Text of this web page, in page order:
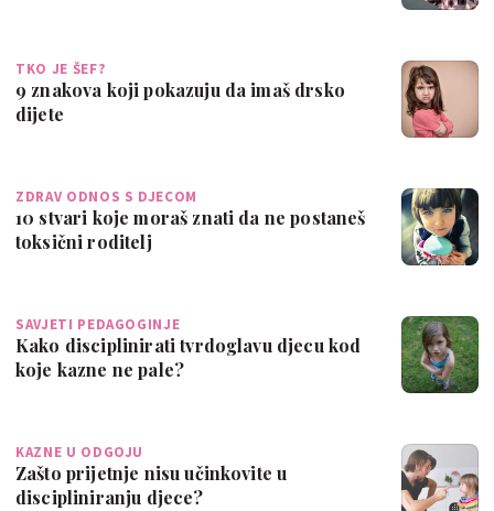
TKO JE ŠEF?
9 znakova koji pokazuju da imaš drsko
dijete
ZDRAV ODNOS S DJECOM
10 stvari koje moraš znati da ne postaneš
toksični roditelj
SAVJETI PEDAGOGINJE
Kako disciplinirati tvrdoglavu djecu kod
koje kazne ne pale?
KAZNE U ODGOJU
Zašto prijetnje nisu učinkovite u
discipliniranju djece?